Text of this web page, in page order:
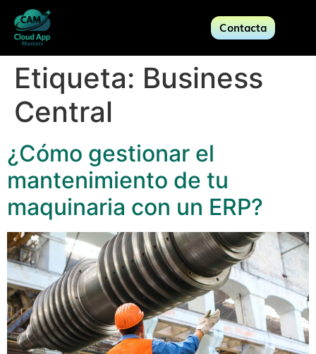
Contacta
Etiqueta: Business
Central
¿Cómo gestionar el
mantenimiento de tu
maquinaria con un ERP?